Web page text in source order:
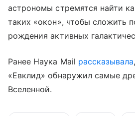
астрономы стремятся найти
таких «окон», чтобы сложить
рождения активных
Ранее Наука Mail рассказывала
«Евклид» обнаружил самые
Вселенной.